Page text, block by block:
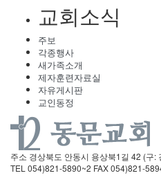
교회소식
주보
각종행사
새가족소개
제자훈련자료실
자유게시판
교인동정
주소 경상북도 안동시 용상북1길 42 (구
TEL 054)821-5890~2 FAX054)821-